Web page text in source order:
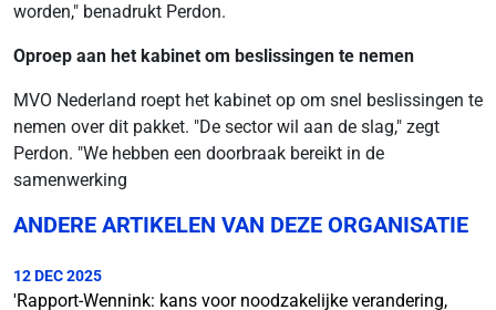
worden," benadrukt Perdon.
Oproep aan het kabinet om beslissingen te nemen
MVO Nederland roept het kabinet op om snel beslissingen te
nemen over dit pakket. "De sector wil aan de slag," zegt
Perdon. "We hebben een doorbraak bereikt in de
samenwerking
ANDERE ARTIKELEN VAN DEZE ORGANISATIE
12 DEC 2025
'Rapport-Wennink: kans voor noodzakelijke verandering,